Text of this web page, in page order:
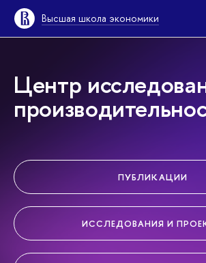
Высшая школа экономики
Центр
ПУБЛИКАЦИИ
ИССЛЕДОВАНИЯ И